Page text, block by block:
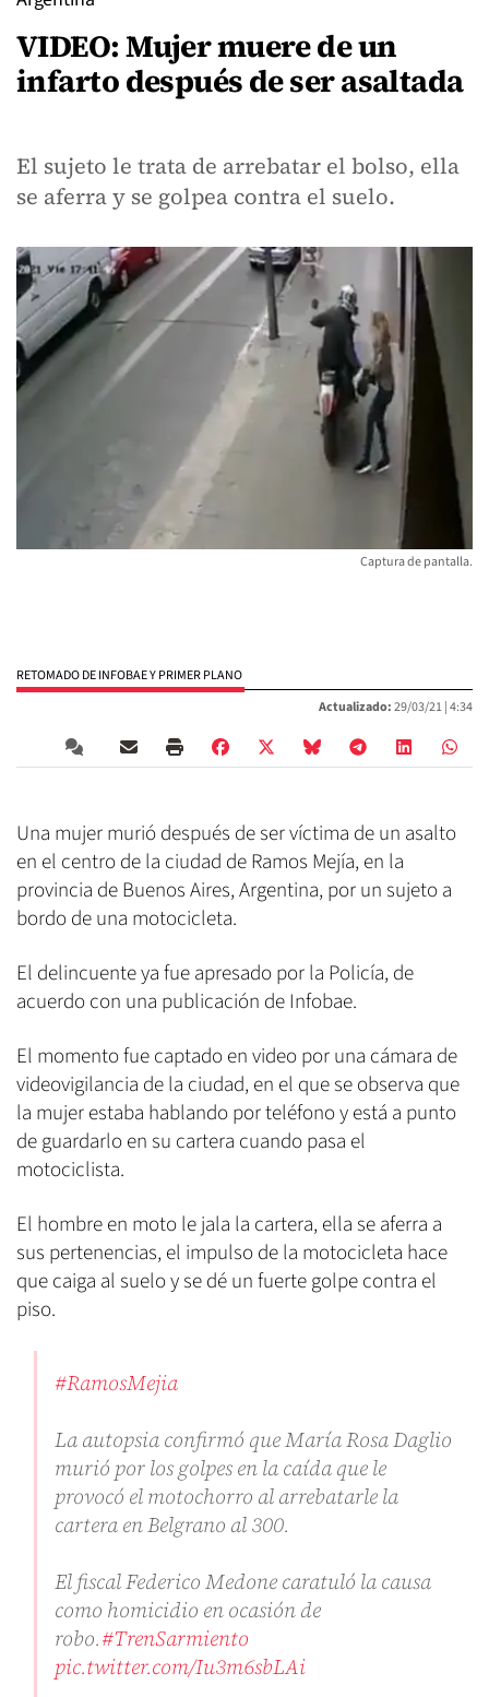
VIDEO: Mujer muere de un
infarto después de ser asaltada
El sujeto le trata de arrebatar el bolso, ella
se aferra y se golpea contra el suelo.
Captura de pantalla.
RETOMADO DE INFOBAE Y PRIMER PLANO
Actualizado:29/03/21 |4:34
Una mujer murió después de ser víctima de un asalto
en el centro de la ciudad de Ramos Mejía, en la
provincia de Buenos Aires, Argentina, por un sujeto a
bordo de una motocicleta.
El delincuente ya fue apresado por la Policía, de
acuerdo con una publicación de Infobae.
El momento fue captado en video por una cámara de
videovigilancia de la ciudad, en el que se observa que
la mujer estaba hablando por teléfono y está a punto
de guardarlo en su cartera cuando pasa el
motociclista.
El hombre en moto le jala la cartera, ella se aferra a
sus pertenencias, el impulso de la motocicleta hace
que caiga al suelo y se dé un fuerte golpe contra el
piso.
#RamosMejia
La autopsia confirmó que María Rosa Daglio
murió por los golpes en la caída que le
provocó el motochorro al arrebatarle la
cartera en Belgrano al 300.
El fiscal Federico Medone caratuló la causa
como homicidio en ocasión de
robo.#TrenSarmiento
pic.twitter.com/Iu3m6sbLAi